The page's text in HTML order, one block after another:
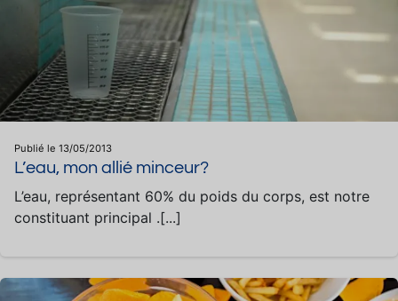
Publié le 13/05/2013
L’eau, mon allié minceur?
L’eau, représentant 60% du poids du corps, est notre
constituant principal .[...]